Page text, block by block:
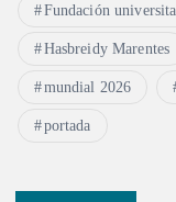
Fundación
Hasbreidy Marentes
mundial 2026
portada